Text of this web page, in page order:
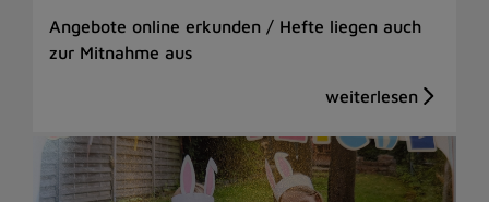
Angebote online erkunden / Hefte liegen auch
zur Mitnahme aus